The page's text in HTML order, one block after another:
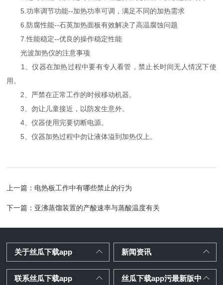
5.功率调节功能--加热功率可调，满足不同的加热需求
6.防腐性能--石英加热面板有效解决了高温腐蚀问题
7.性能稳定--优良的操作稳定性能
光波加热仪的注意事项
1、仪器在加热过程中要有专人看管，禁止长时间无人情况下使
用。
2、严禁在正常工作的时候移动机器。
3、勿让儿童接近，以防发生意外。
4、仪器使用完要切断电源。
5、仪器加热过程中勿让液体溢到加热仪上。
上一篇： 电热板工作中有哪些禁止的行为
下一篇： 亚沸蒸馏装置的产酸速率与蒸酸温度有关
关于丝瓜下载app 新闻资讯
联系丝瓜下载app 丝瓜下载app污最新版中